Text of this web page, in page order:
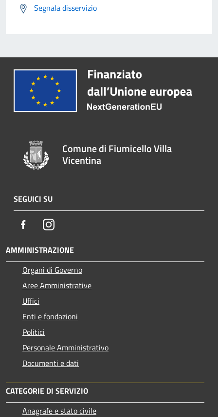
Segnala disservizio
Comune di Fiumicello Villa
Vicentina
SEGUICI SU
FacebookInstagram
AMMINISTRAZIONE
Organi di Governo
Aree Amministrative
Uffici
Enti e fondazioni
Politici
Personale Amministrativo
Documenti e dati
CATEGORIE DI SERVIZIO
Anagrafe e stato civile